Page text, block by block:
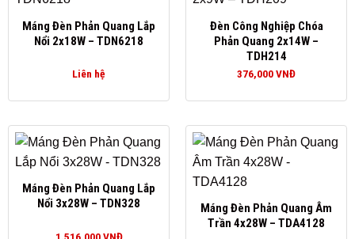
Máng Đèn Phản Quang Lắp
Nổi 2x18W – TDN6218
Liên hệ
Đèn Công Nghiệp Chóa
Phản Quang 2x14W –
TDH214
376,000VNĐ
Máng Đèn Phản Quang Lắp
Nổi 3x28W – TDN328
Máng Đèn Phản Quang Âm
Trần 4x28W – TDA4128